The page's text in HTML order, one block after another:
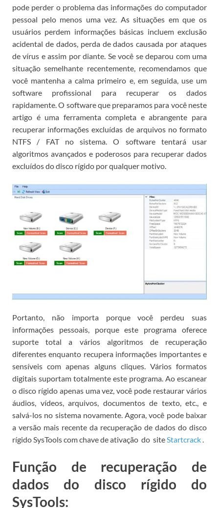
pode perder o problema das informações do computador
pessoal pelo menos uma vez. As situações em que os
usuários perdem informações básicas incluem exclusão
acidental de dados, perda de dados causada por ataques
de vírus e assim por diante. Se você se deparou com uma
situação semelhante recentemente, recomendamos que
você mantenha a calma primeiro e, em seguida, use um
software profissional para recuperar os dados
rapidamente.O software que preparamos para você neste
artigo é uma ferramenta completa e abrangente para
recuperar informações excluídas de arquivos no formato
NTFS / FAT no sistema.O software tentará usar
algoritmos avançados e poderosos para recuperar dados
excluídos do disco rígido por qualquer motivo.
Portanto, não importa porque você perdeu suas
informações pessoais, porque este programa oferece
suporte total a vários algoritmos de recuperação
diferentes enquanto recupera informações importantes e
sensíveis com apenas alguns cliques. Vários formatos
digitais suportam totalmente este programa. Ao escanear
o disco rígido apenas uma vez, você pode restaurar vários
áudios, vídeos, arquivos, documentos de texto, etc., e
salvá-los no sistema novamente.Agora, você pode baixar
a versão mais recente da recuperação de dados do disco
rígido SysTools com chave de ativação do siteStartcrack.
Função de recuperação de
dados do disco rígido do
SysTools: